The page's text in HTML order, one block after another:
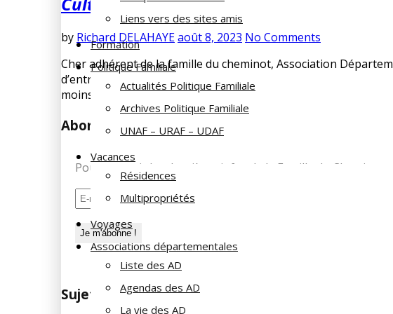
Liens vers des sites amis
Formation
Politique Familiale
Actualités Politique Familiale
Archives Politique Familiale
UNAF – URAF – UDAF
Vacances
Résidences
Multipropriétés
Voyages
Associations départementales
Liste des AD
Agendas des AD
La vie des AD
by Richard DELAHAYEaoût 8, 2023 No Comments
Cher adhérent de la famille du cheminot, Association
d’entrée au musée du Louvre à tout adhérent (+ de 26 ans)
moins de 26 ans […]
Abonnez-vous à notre newsletter
Pour recevoir les dernières infos de la Famille du
Sujets des articles